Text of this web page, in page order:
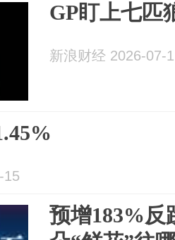
GP盯上七匹
新浪财经 2026-07-
15
预增183%反